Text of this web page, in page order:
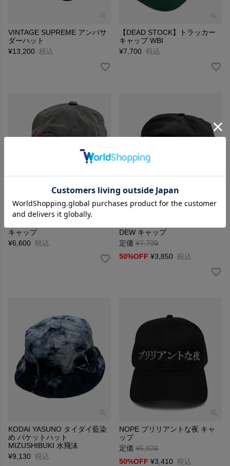
VINTAGE SUPREME アンバサ
ダーハット
¥13,200 税込
【DEAD STOCK】トラッカー
キャップ WBI
¥7,700 税込
キャップ
¥6,600 税込
DEW キャップ
定価 ¥7,700
→
50%OFF ¥3,850 税込
KODAI YASUNO タイダイ藍染
め バケットハット
MIZUSHIBUKI 水飛沫
¥9,130 税込
NOPE ブリリアントな夜 キャ
ップ
定価 ¥6,820
→
50%OFF ¥3,410 税込